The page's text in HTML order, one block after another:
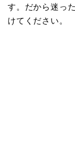
す。だから迷っ
けてください。